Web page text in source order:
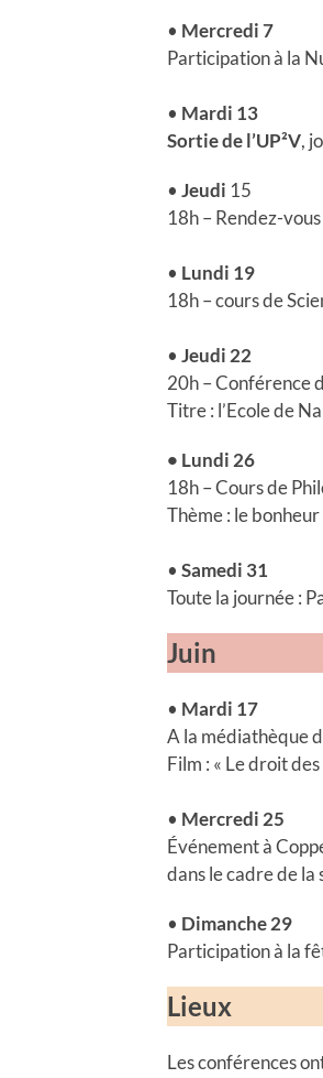
• Mercredi 7
Participation à la
• Mardi 13
Sortie de l’UP²V,
• Jeudi 15
18h – Rendez-
• Lundi 19
18h – cours de
• Jeudi 22
20h – Conférence
Titre : l’Ecole de
• Lundi 26
18h – Cours de
Thème : le bonheur
• Samedi 31
Toute la journée :
Juin
• Mardi 17
A la médiathèque
Film : « Le droit
• Mercredi 25
Événement à
dans le cadre de la
• Dimanche 29
Participation à la
Lieux
Les conférences